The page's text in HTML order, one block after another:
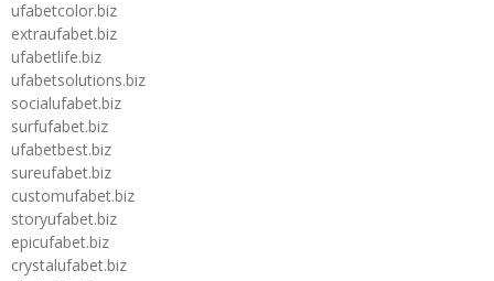
ufabetcolor.biz
extraufabet.biz
ufabetlife.biz
ufabetsolutions.biz
socialufabet.biz
surfufabet.biz
ufabetbest.biz
sureufabet.biz
customufabet.biz
storyufabet.biz
epicufabet.biz
crystalufabet.biz